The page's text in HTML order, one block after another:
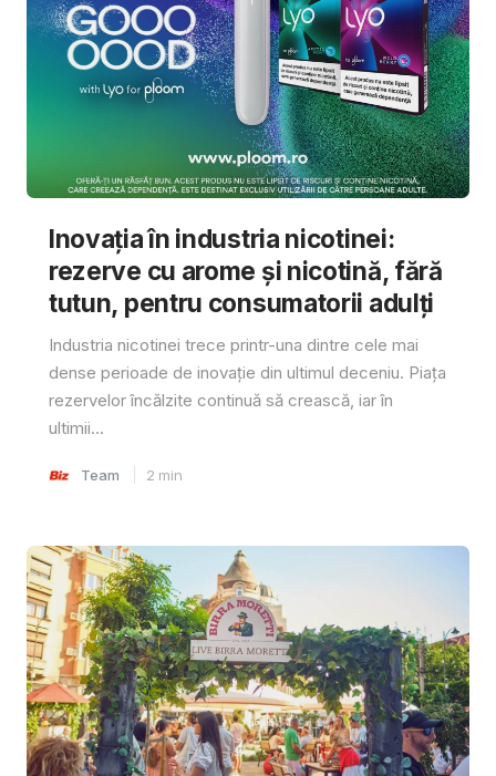
Inovația în industria nicotinei:
rezerve cu arome și nicotină, fără
tutun, pentru consumatorii adulți
Industria nicotinei trece printr-una dintre cele mai
dense perioade de inovație din ultimul deceniu. Piața
rezervelor încălzite continuă să crească, iar în
ultimii...
Team 2 min